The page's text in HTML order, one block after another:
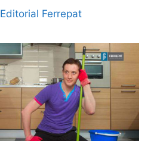
Editorial Ferrepat